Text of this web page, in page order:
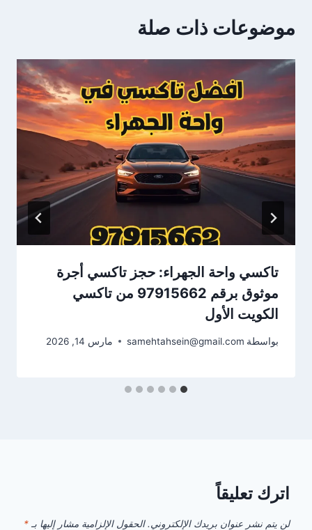
موضوعات ذات صلة
تاكسي واحة الجهراء: حجز تاكسي أجرة
موثوق برقم 97915662 من تاكسي
الكويت الأول
بواسطة samehtahsein@gmail.com مارس 14, 2026
اترك تعليقاً
لن يتم نشر عنوان بريدك الإلكتروني. الحقول الإلزامية مشار إليها بـ *